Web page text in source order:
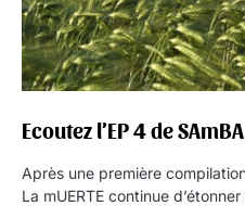
Ecoutez l’EP 4 de
Après une première
La mUERTE continue